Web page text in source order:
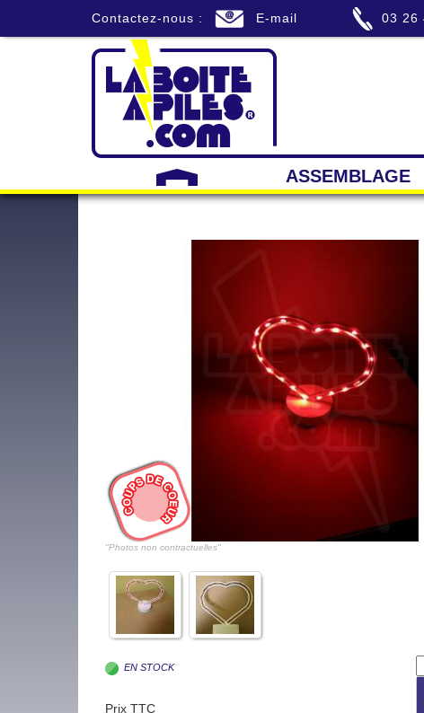
Contactez-nous : E-mail 03 26
ASSEMBLAGE
"Photos non contractuelles"
EN STOCK
Prix TTC